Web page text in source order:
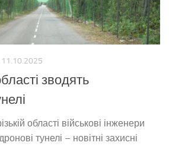
11.10.2025
зводять
області військові інженери
тунелі – новітні захисні